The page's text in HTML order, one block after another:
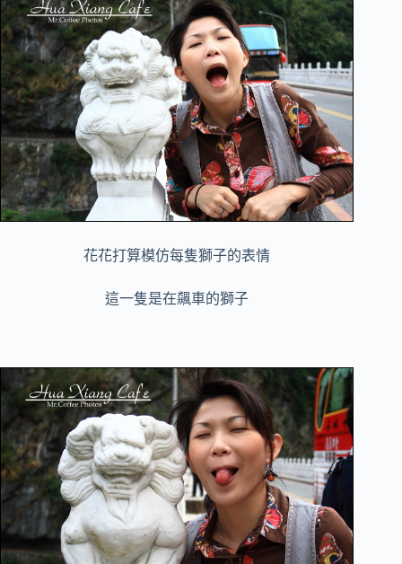
花花打算模仿每隻獅子的表情
這一隻是在飆車的獅子